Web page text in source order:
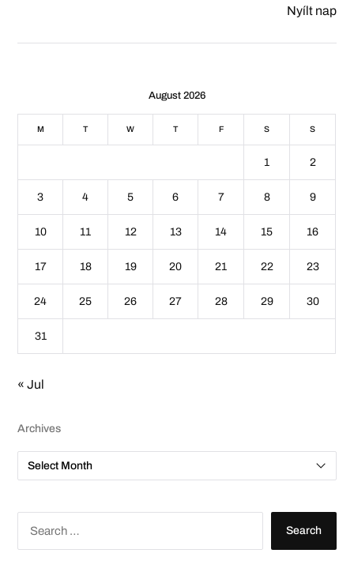
Nyílt nap
August 2026
M T W T F S S
1 2
3 4 5 6 7 8 9
10 11 12 13 14 15 16
17 18 19 20 21 22 23
24 25 26 27 28 29 30
31
« Jul
Archives
A
c
v
S
r